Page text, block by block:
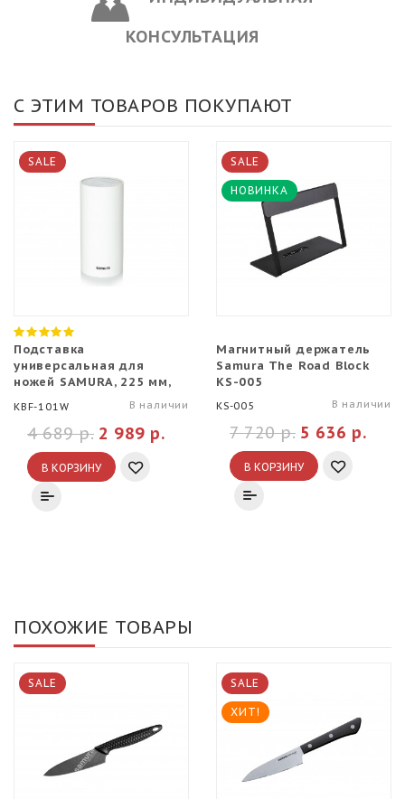
КОНСУЛЬТАЦИЯ
С ЭТИМ ТОВАРОВ ПОКУПАЮТ
SALE
Подставка
универсальная для
ножей SAMURA, 225 мм,
KBF-101W В наличии
2 989 р.
4 689 р.
В КОРЗИНУ
SALE
НОВИНКА
Магнитный держатель
Samura The Road Block
KS-005
KS-005 В наличии
5 636 р.
7 720 р.
В КОРЗИНУ
ПОХОЖИЕ ТОВАРЫ
SALE SALE
ХИТ!